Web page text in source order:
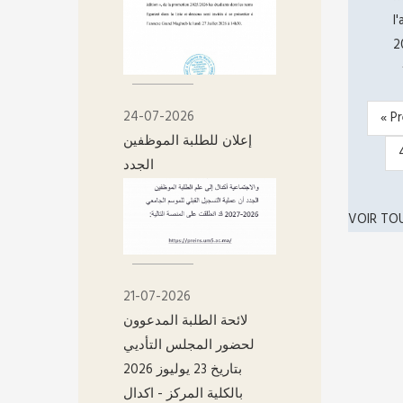
24-07-2026
إعلان للطلبة الموظفين
الجدد
21-07-2026
لائحة الطلبة المدعوون
لحضور المجلس التأديي
بتاريخ 23 يوليوز 2026
بالكلية المركز - اکدال
«
VOIR